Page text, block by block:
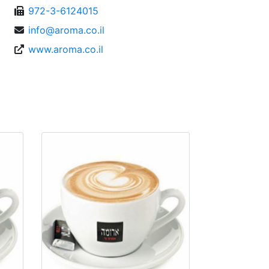
972-3-6124015
info@aroma.co.il
www.aroma.co.il